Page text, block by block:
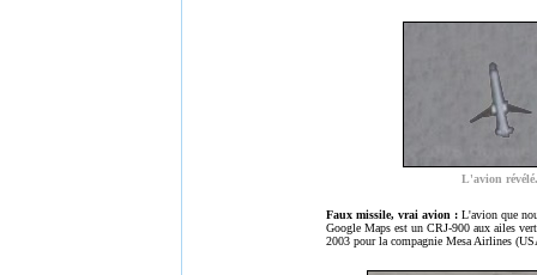
L'avion révélé.
Faux missile, vrai avion : L'avion que
Google Maps est un CRJ-900 aux ailes
2003 pour la compagnie Mesa Airlines